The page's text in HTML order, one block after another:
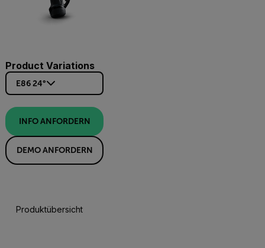
Product Variations
E86 24°
INFO ANFORDERN
DEMO ANFORDERN
Produktübersicht